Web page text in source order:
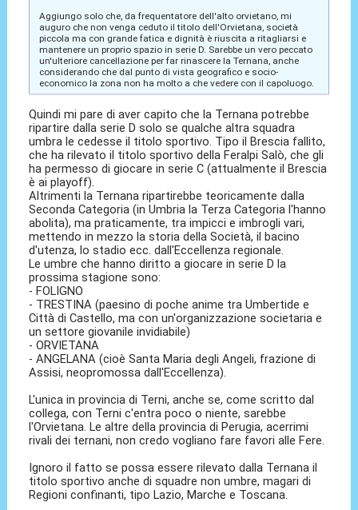
Aggiungo solo che, da frequentatore dell'alto orvietano, mi
auguro che non venga ceduto il titolo dell'Orvietana, società
piccola ma con grande fatica e dignità è riuscita a ritagliarsi e
mantenere un proprio spazio in serie D. Sarebbe un vero peccato
un'ulteriore cancellazione per far rinascere la Ternana, anche
considerando che dal punto di vista geografico e socio-
economico la zona non ha molto a che vedere con il capoluogo.
Quindi mi pare di aver capito che la Ternana potrebbe
ripartire dalla serie D solo se qualche altra squadra
umbra le cedesse il titolo sportivo. Tipo il Brescia fallito,
che ha rilevato il titolo sportivo della Feralpi Salò, che gli
ha permesso di giocare in serie C (attualmente il Brescia
è ai playoff).
Altrimenti la Ternana ripartirebbe teoricamente dalla
Seconda Categoria (in Umbria la Terza Categoria l'hanno
abolita), ma praticamente, tra impicci e imbrogli vari,
mettendo in mezzo la storia della Società, il bacino
d'utenza, lo stadio ecc. dall'Eccellenza regionale.
Le umbre che hanno diritto a giocare in serie D la
prossima stagione sono:
- FOLIGNO
- TRESTINA (paesino di poche anime tra Umbertide e
Città di Castello, ma con un'organizzazione societaria e
un settore giovanile invidiabile)
- ORVIETANA
- ANGELANA (cioè Santa Maria degli Angeli, frazione di
Assisi, neopromossa dall'Eccellenza).
L'unica in provincia di Terni, anche se, come scritto dal
collega, con Terni c'entra poco o niente, sarebbe
l'Orvietana. Le altre della provincia di Perugia, acerrimi
rivali dei ternani, non credo vogliano fare favori alle Fere.
Ignoro il fatto se possa essere rilevato dalla Ternana il
titolo sportivo anche di squadre non umbre, magari di
Regioni confinanti, tipo Lazio, Marche e Toscana.